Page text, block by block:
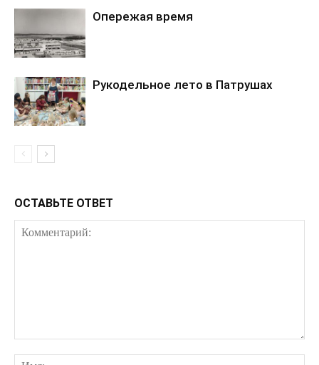
Опережая время
Рукодельное лето в Патрушах
ОСТАВЬТЕ ОТВЕТ